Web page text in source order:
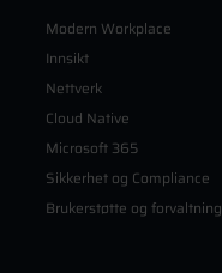
Modern Workplace
Innsikt
Nettverk
Cloud Native
Microsoft 365
Sikkerhet og Compliance
Brukerstøtte og forvaltning